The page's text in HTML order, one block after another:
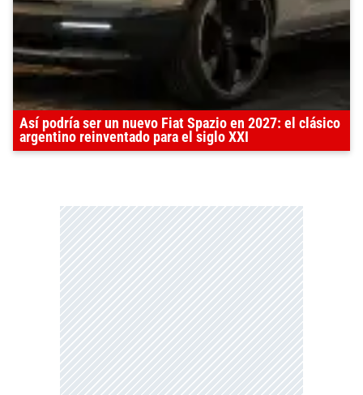
Así podría ser un nuevo Fiat Spazio en 2027: el clásico
argentino reinventado para el siglo XXI